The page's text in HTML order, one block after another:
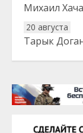
Михаил
20 августа
Тарык
22 августа
25 августа
Сэсэгма
28 августа